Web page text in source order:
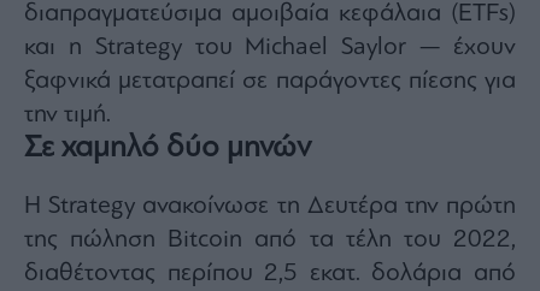
διαπραγματεύσιμα αμοιβαία κεφάλαια (ETFs)
και η Strategy του Michael Saylor — έχουν
ξαφνικά μετατραπεί σε παράγοντες πίεσης για
την τιμή.
Σε χαμηλό δύο μηνών
Η Strategy ανακοίνωσε τη Δευτέρα την πρώτη
της πώληση Bitcoin από τα τέλη του 2022,
διαθέτοντας περίπου 2,5 εκατ. δολάρια από